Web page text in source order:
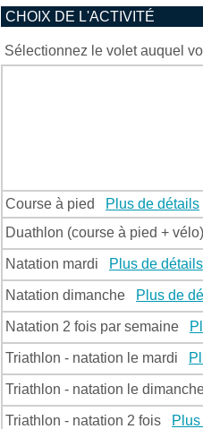
CHOIX DE L'ACTIVITÉ
Sélectionnez le volet auquel
Course à pied
Plus de détails
Duathlon (course à pied +
Natation mardi Plus de détails
Natation dimanche Plus de
Natation 2 fois par semaine
Triathlon - natation le mardi
Triathlon - natation le
Triathlon - natation 2 fois